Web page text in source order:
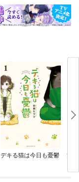
デキる猫は今日も憂鬱 涅